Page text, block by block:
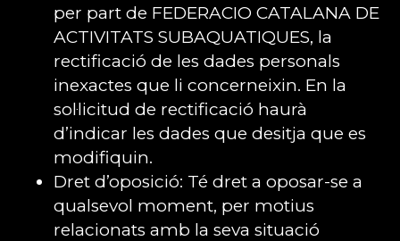
per part de FEDERACIO CATALANA DE
ACTIVITATS SUBAQUATIQUES, la
rectificació de les dades personals
inexactes que li concerneixin. En la
sol·licitud de rectificació haurà
d’indicar les dades que desitja que es
modifiquin.
Dret d’oposició: Té dret a oposar-se a
qualsevol moment, per motius
relacionats amb la seva situació